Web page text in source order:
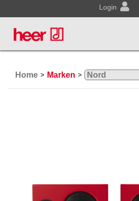
Login
Home > Marken >